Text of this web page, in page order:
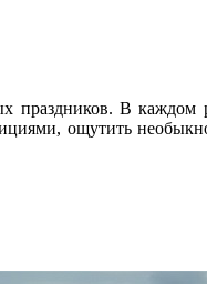
В каждом
ощутить